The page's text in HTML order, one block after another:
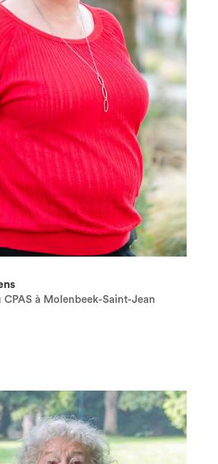
CPAS à Molenbeek-Saint-Jean